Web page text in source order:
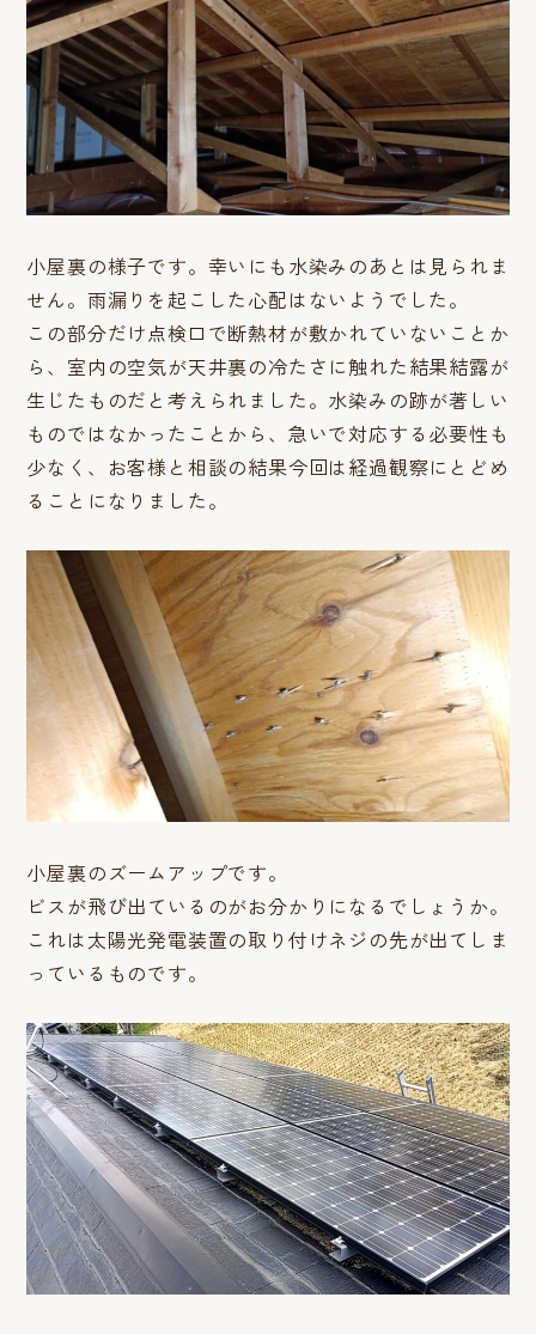
小屋裏の様子です。幸いにも水染みのあとは見られま
せん。雨漏りを起こした心配はないようでした。
この部分だけ点検口で断熱材が敷かれていないことか
ら、室内の空気が天井裏の冷たさに触れた結果結露が
生じたものだと考えられました。水染みの跡が著しい
ものではなかったことから、急いで対応する必要性も
少なく、お客様と相談の結果今回は経過観察にとどめ
ることになりました。
小屋裏のズームアップです。
ビスが飛び出ているのがお分かりになるでしょうか。
これは太陽光発電装置の取り付けネジの先が出てしま
っているものです。